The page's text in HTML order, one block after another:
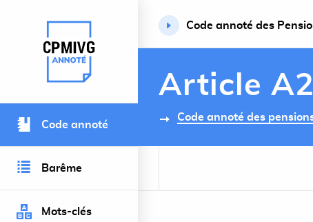
Retour à l’accueil du site
Code annoté
Barême
Mots-clés
Code annoté des
Article
Code annoté des